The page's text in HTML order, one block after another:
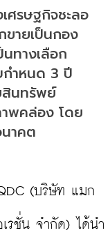
ศรษฐกิจชะลอ
ายเป็นกอง
ทางเลือก
กำหนด 3 ปี
สินทรัพย์
พคล่อง โดย
าคต
(บริษัท แมก
รชั่น จำกัด) ได้นำ